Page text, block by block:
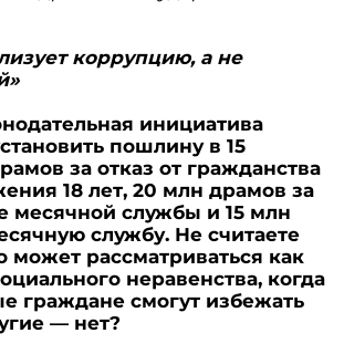
коррупцию, а не
инициатива
пошлину в 15
за отказ от гражданства
18 лет, 20 млн драмов за
месячной службы и 15 млн
службу. Не считаете
может рассматриваться как
неравенства, когда
граждане смогут избежать
— нет?